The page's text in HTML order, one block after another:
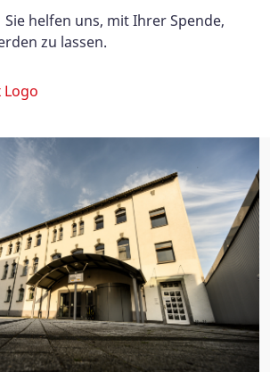
helfen uns, mit Ihrer Spende,
zu lassen.